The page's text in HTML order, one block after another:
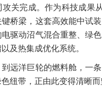
关完成。作为科技成果
桥梁，这套高效能中试
驱动沼气混合重整、绿
及热集成优化系统。
远洋巨轮的燃料舱，一
纽带，正由此变得清晰而